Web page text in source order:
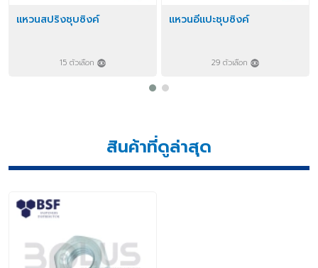
แหวนสปริงชุบซิงค์
15 ตัวเลือก
แหวนอีแปะชุบซิงค์
29 ตัวเลือก
สินค้าที่ดูล่าสุด